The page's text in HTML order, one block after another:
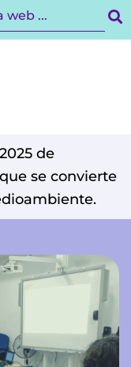
de
se convierte